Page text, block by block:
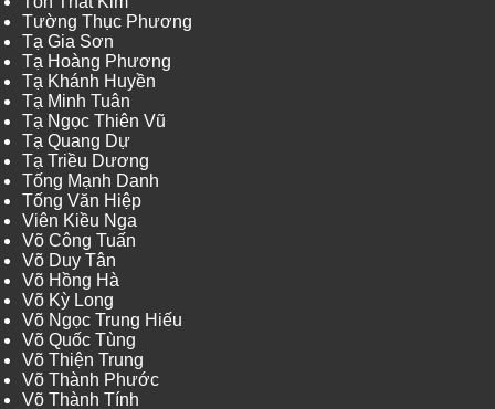
Tường Thục Phương
Tạ Gia Sơn
Tạ Hoàng Phương
Tạ Khánh Huyền
Tạ Minh Tuân
Tạ Ngọc Thiên Vũ
Tạ Quang Dự
Tạ Triều Dương
Tống Mạnh Danh
Tống Văn Hiệp
Viên Kiều Nga
Võ Công Tuấn
Võ Duy Tân
Võ Hồng Hà
Võ Kỳ Long
Võ Ngọc Trung Hiếu
Võ Quốc Tùng
Võ Thiện Trung
Võ Thành Phước
Võ Thành Tính